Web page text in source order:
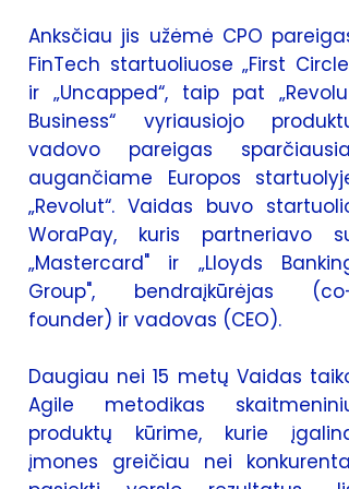
Anksčiau jis užėmė CPO pareigas
FinTech startuoliuose „First Circle“
ir „Uncapped“, taip pat „Revolut
Business“ vyriausiojo produktų
vadovo pareigas sparčiausiai
augančiame Europos startuolyje
„Revolut“. Vaidas buvo startuolio
WoraPay, kuris partneriavo su
„Mastercard" ir „Lloyds Banking
Group", bendraįkūrėjas (co-
founder) ir vadovas (CEO).
Daugiau nei 15 metų Vaidas taiko
Agile metodikas skaitmeninių
produktų kūrime, kurie įgalina
įmones greičiau nei konkurentai